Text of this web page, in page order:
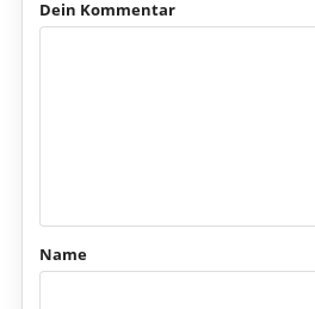
Dein Kommentar
Name